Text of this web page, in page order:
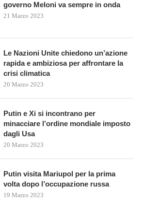
governo Meloni va sempre in onda
21 Marzo 2023
Le Nazioni Unite chiedono un’azione
rapida e ambiziosa per affrontare la
crisi climatica
20 Marzo 2023
Putin e Xi si incontrano per
minacciare l’ordine mondiale imposto
dagli Usa
20 Marzo 2023
Putin visita Mariupol per la prima
volta dopo l’occupazione russa
19 Marzo 2023